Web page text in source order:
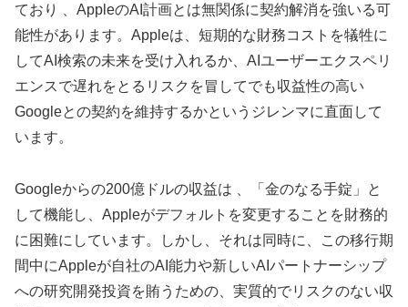
ており 、AppleのAI計画とは無関係に契約解消を強いる可
能性があります。Appleは、短期的な財務コストを犠牲に
してAI検索の未来を受け入れるか、AIユーザーエクスペリ
エンスで遅れをとるリスクを冒してでも収益性の高い
Googleとの契約を維持するかというジレンマに直面して
います。
Googleからの200億ドルの収益は 、「金のなる手錠」と
して機能し、Appleがデフォルトを変更することを財務的
に困難にしています。しかし、それは同時に、この移行期
間中にAppleが自社のAI能力や新しいAIパートナーシップ
への研究開発投資を賄うための、実質的でリスクのない収